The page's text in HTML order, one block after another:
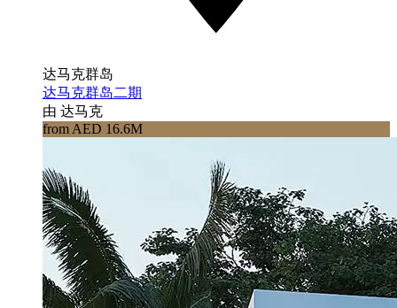
达马克群岛
达马克群岛二期
由 达马克
from AED 16.6M